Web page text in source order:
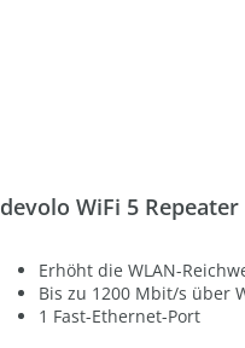
devolo WiFi 5 Repeater
Erhöht die WLAN-
Bis zu 1200 Mbit/s über
1 Fast-Ethernet-Port